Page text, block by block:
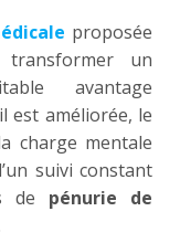
proposée
un
avantage
est améliorée, le
charge mentale
suivi constant
de pénurie de